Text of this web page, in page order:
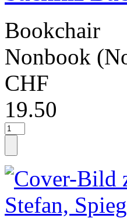
Bookchair
Nonbook
CHF
19.50